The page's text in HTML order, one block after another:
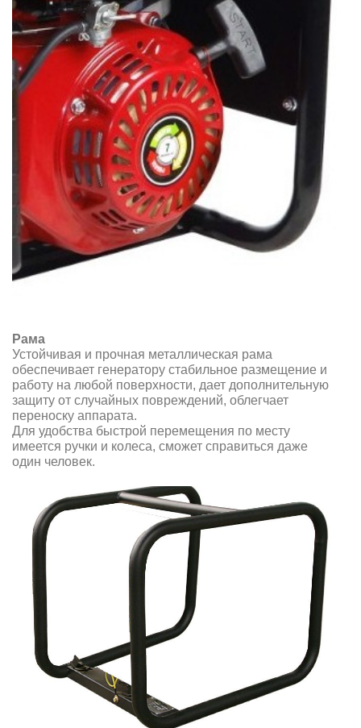
Рама
Устойчивая и прочная металлическая рама
обеспечивает генератору стабильное размещение и
работу на любой поверхности, дает дополнительную
защиту от случайных повреждений, облегчает
переноску аппарата.
Для удобства быстрой перемещения по месту
имеется ручки и колеса, сможет справиться даже
один человек.